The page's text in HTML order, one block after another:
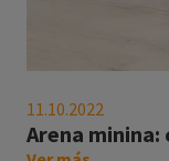
minina:
cómo
elegir
11.10.2022
Arena